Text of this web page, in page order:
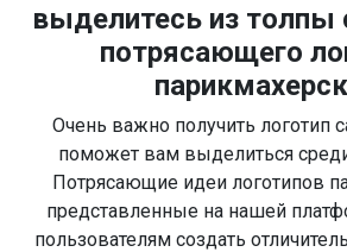
выделитесь из
потрясающего
Очень важно получить логотип
поможет вам выделиться
Потрясающие идеи логотипов
представленные на нашей
пользователям создать